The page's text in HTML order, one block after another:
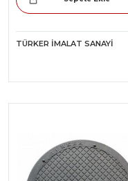
TÜRKER İMALAT SANAYI